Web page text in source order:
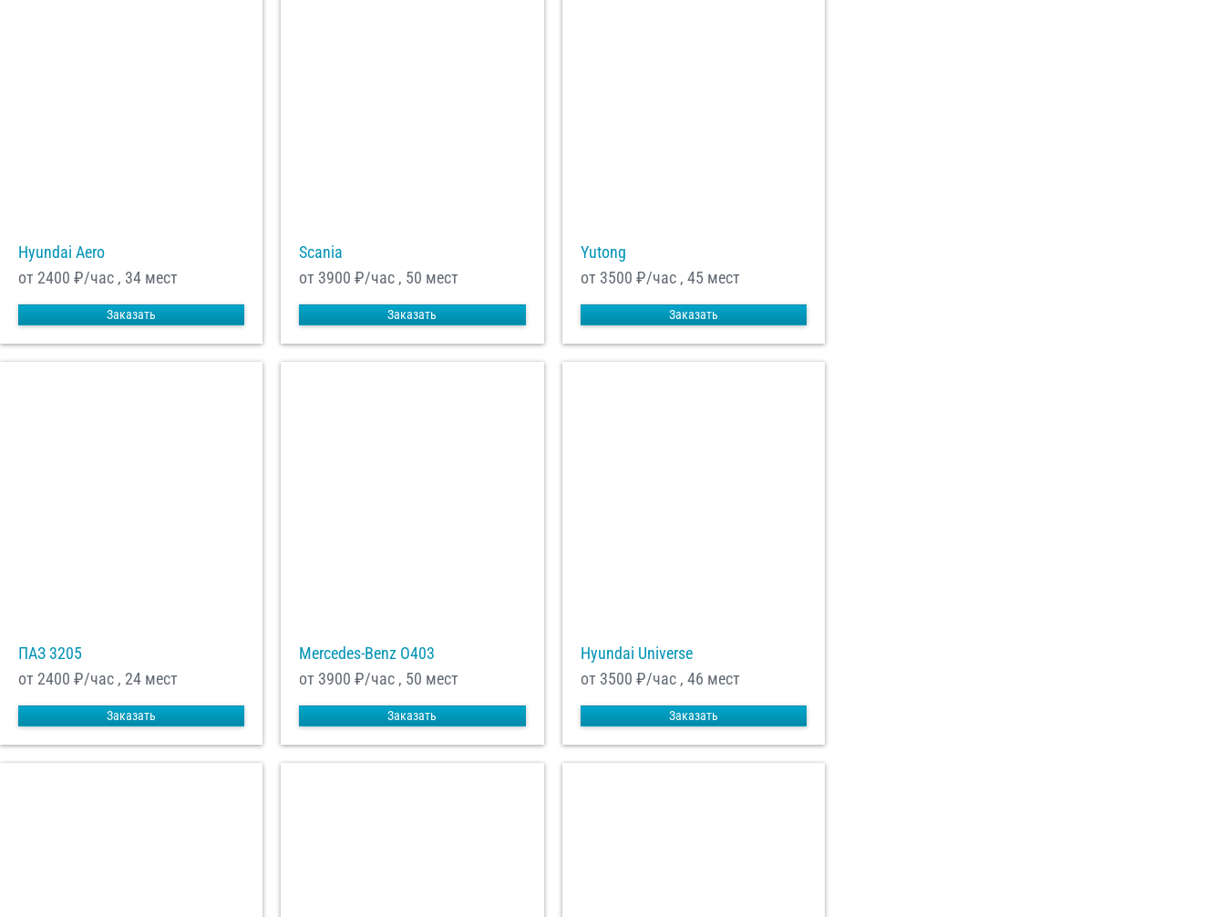
Hyundai Aero
от 2400 ₽/час , 34 мест
Заказать
Scania
от 3900 ₽/час , 50 мест
Заказать
Yutong
от 3500 ₽/час , 45 мест
Заказать
ПАЗ 3205
от 2400 ₽/час , 24 мест
Заказать
Mercedes-Benz О403
от 3900 ₽/час , 50 мест
Заказать
Hyundai Universe
от 3500 ₽/час , 46 мест
Заказать